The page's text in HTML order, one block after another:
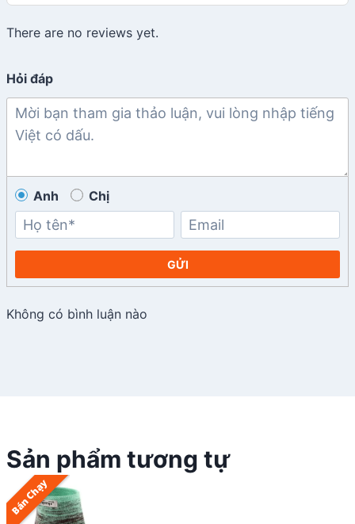
There are no reviews yet.
Hỏi đáp
Anh Chị
GỬI
Không có bình luận nào
Sản phẩm tương tự
Bán Chạy